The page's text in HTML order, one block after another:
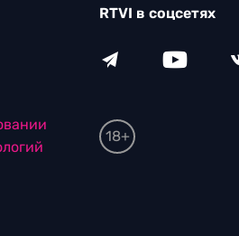
RTVI в соцсетях
18+